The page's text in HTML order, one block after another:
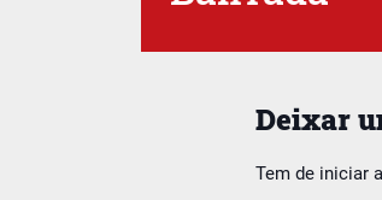
Deixar
Tem de iniciar